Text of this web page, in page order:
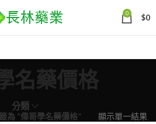
0 $0
名藥價格
分類
為 “偉哥學名藥價格” 顯示單一結果